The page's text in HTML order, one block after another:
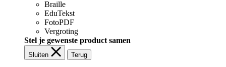
Braille
EduTekst
FotoPDF
Vergroting
Stel je gewenste product samen
Sluiten Terug